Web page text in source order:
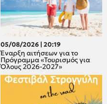
05/08/2026 | 20:19
Έναρξη αιτήσεων για το
Πρόγραμμα «Τουρισμός για
Όλους 2026-2027»